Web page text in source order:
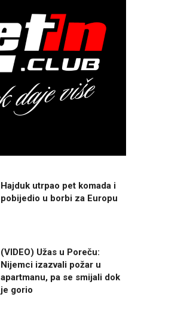
Hajduk utrpao pet komada i
pobijedio u borbi za Europu
(VIDEO) Užas u Poreču:
Nijemci izazvali požar u
apartmanu, pa se smijali dok
je gorio